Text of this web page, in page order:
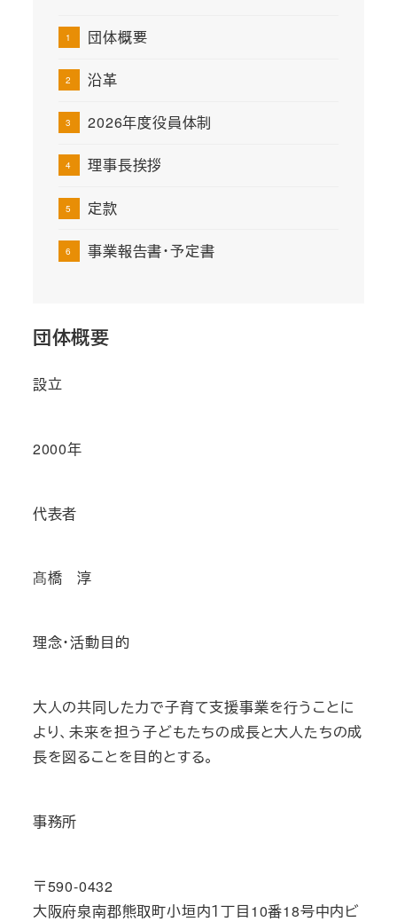
団体概要
沿革
2026年度役員体制
理事長挨拶
定款
事業報告書・予定書
団体概要
設立
2000年
代表者
髙橋 淳
理念・活動目的
大人の共同した力で子育て支援事業を行うことに
より、未来を担う子どもたちの成長と大人たちの成
長を図ることを目的とする。
事務所
〒590-0432
大阪府泉南郡熊取町小垣内１丁目10番18号中内ビ